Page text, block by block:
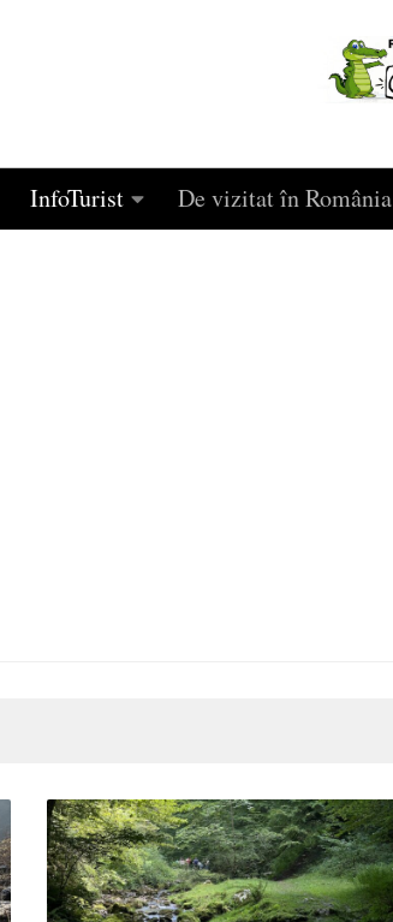
InfoTurist De vizitat în România